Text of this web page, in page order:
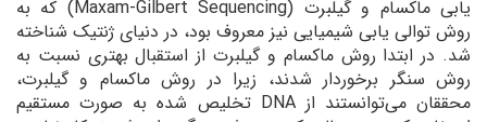
یابی ماکسام و گیلبرت (Maxam-Gilbert Sequencing) که به
روش توالی یابی شیمیایی نیز معروف بود، در دنیای ژنتیک شناخته
شد. در ابتدا روش ماکسام و گیلبرت از استقبال بهتری نسبت به
روش سنگر برخوردار شدند، زیرا در روش ماکسام و گیلبرت،
محققان می‌توانستند از DNA تخلیص شده به صورت مستقیم